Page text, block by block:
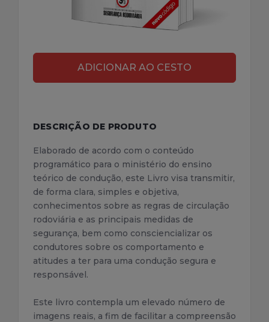
DESCRIÇÃO DE PRODUTO
Elaborado de acordo com o conteúdo
programático para o ministério do ensino
teórico de condução, este Livro visa transmitir,
de forma clara, simples e objetiva,
conhecimentos sobre as regras de circulação
rodoviária e as principais medidas de
segurança, bem como consciencializar os
condutores sobre os comportamento e
atitudes a ter para uma condução segura e
responsável.
Este livro contempla um elevado número de
imagens reais, a fim de facilitar a compreensão